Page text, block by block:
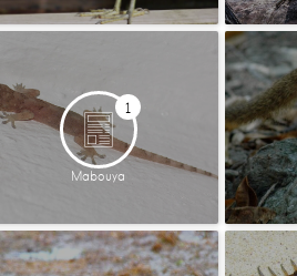
1
Mabouya